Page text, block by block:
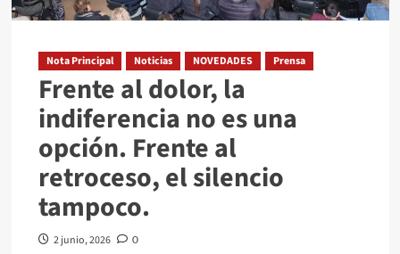
Nota Principal Noticias NOVEDADES Prensa
Frente al dolor, la
indiferencia no es una
opción. Frente al
retroceso, el silencio
tampoco.
2 junio, 2026 0